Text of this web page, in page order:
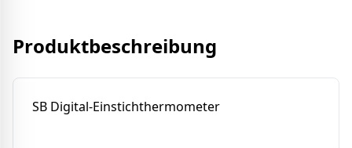
Produktbeschreibung
SB Digital-Einstichthermometer